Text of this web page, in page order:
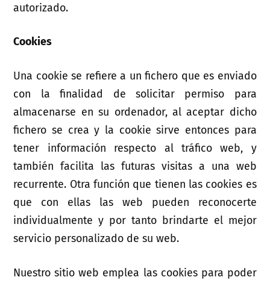
autorizado.
Cookies
Una cookie se refiere a un fichero que es enviado
con la finalidad de solicitar permiso para
almacenarse en su ordenador, al aceptar dicho
fichero se crea y la cookie sirve entonces para
tener información respecto al tráfico web, y
también facilita las futuras visitas a una web
recurrente. Otra función que tienen las cookies es
que con ellas las web pueden reconocerte
individualmente y por tanto brindarte el mejor
servicio personalizado de su web.
Nuestro sitio web emplea las cookies para poder